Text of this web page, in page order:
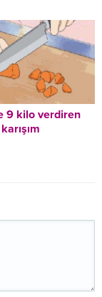
9 kilo verdiren
karışım